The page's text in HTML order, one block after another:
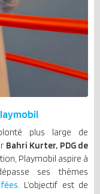
plus large de
Bahri Kurter, PDG de
Playmobil aspire à
ses thèmes
fées . L’objectif est de